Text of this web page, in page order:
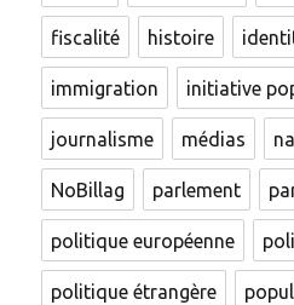
fiscalité histoire
immigration initiative
journalisme médias
NoBillag parlement
politique européenne
politique étrangère